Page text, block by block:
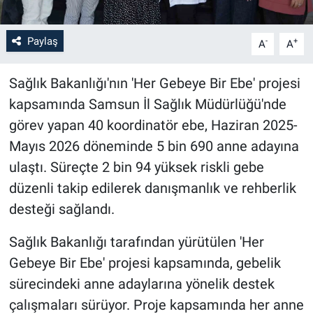
Paylaş A- A+
Sağlık Bakanlığı'nın 'Her Gebeye Bir Ebe' projesi
kapsamında Samsun İl Sağlık Müdürlüğü'nde
görev yapan 40 koordinatör ebe, Haziran 2025-
Mayıs 2026 döneminde 5 bin 690 anne adayına
ulaştı. Süreçte 2 bin 94 yüksek riskli gebe
düzenli takip edilerek danışmanlık ve rehberlik
desteği sağlandı.
Sağlık Bakanlığı tarafından yürütülen 'Her
Gebeye Bir Ebe' projesi kapsamında, gebelik
sürecindeki anne adaylarına yönelik destek
çalışmaları sürüyor. Proje kapsamında her anne